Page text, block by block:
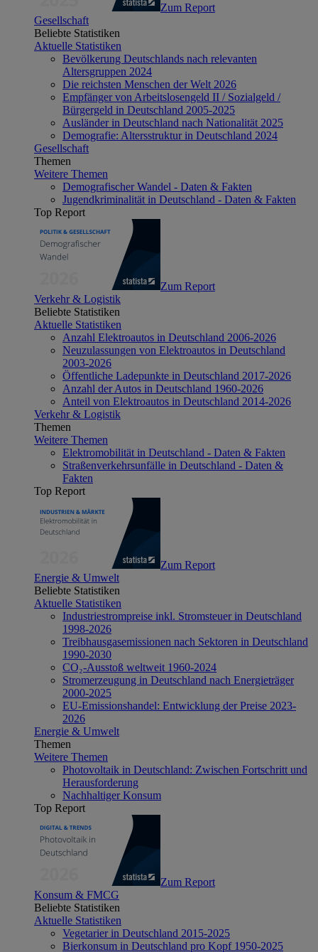
Zum Report
Gesellschaft
Beliebte Statistiken
Aktuelle Statistiken
Bevölkerung Deutschlands nach relevanten
Altersgruppen 2024
Die reichsten Menschen der Welt 2026
Empfänger von Arbeitslosengeld II / Sozialgeld /
Bürgergeld in Deutschland 2005-2025
Ausländer in Deutschland nach Nationalität 2025
Demografie: Altersstruktur in Deutschland 2024
Gesellschaft
Themen
Weitere Themen
Demografischer Wandel - Daten & Fakten
Jugendkriminalität in Deutschland - Daten & Fakten
Top Report
Zum Report
Verkehr & Logistik
Beliebte Statistiken
Aktuelle Statistiken
Anzahl Elektroautos in Deutschland 2006-2026
Neuzulassungen von Elektroautos in Deutschland
2003-2026
Öffentliche Ladepunkte in Deutschland 2017-2026
Anzahl der Autos in Deutschland 1960-2026
Anteil von Elektroautos in Deutschland 2014-2026
Verkehr & Logistik
Themen
Weitere Themen
Elektromobilität in Deutschland - Daten & Fakten
Straßenverkehrsunfälle in Deutschland - Daten &
Fakten
Top Report
Zum Report
Energie & Umwelt
Beliebte Statistiken
Aktuelle Statistiken
Industriestrompreise inkl. Stromsteuer in Deutschland
1998-2026
Treibhausgasemissionen nach Sektoren in Deutschland
1990-2030
CO₂-Ausstoß weltweit 1960-2024
Stromerzeugung in Deutschland nach Energieträger
2000-2025
EU-Emissionshandel: Entwicklung der Preise 2023-
2026
Energie & Umwelt
Themen
Weitere Themen
Photovoltaik in Deutschland: Zwischen Fortschritt und
Herausforderung
Nachhaltiger Konsum
Top Report
Zum Report
Konsum & FMCG
Beliebte Statistiken
Aktuelle Statistiken
Vegetarier in Deutschland 2015-2025
Bierkonsum in Deutschland pro Kopf 1950-2025